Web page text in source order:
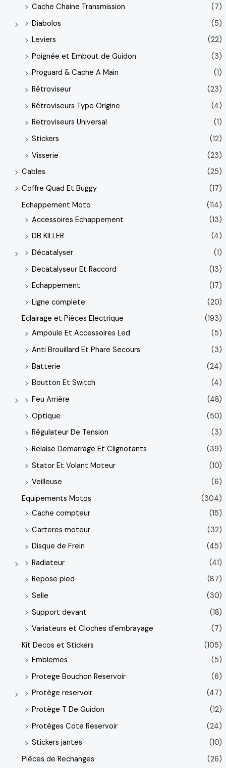
Cache Chaine Transmission
(7)
Diabolos
(5)
Leviers
(22)
Poignée et Embout de Guidon
(3)
Proguard & Cache A Main
(1)
Rétroviseur
(23)
Rétroviseurs Type Origine
(4)
Retroviseurs Universal
(1)
Stickers
(12)
Visserie
(23)
Cables
(25)
Coffre Quad Et Buggy
(17)
Echappement Moto
(114)
Accessoires Echappement
(13)
DB KILLER
(4)
Décatalyser
(1)
Decatalyseur Et Raccord
(13)
Echappement
(17)
Ligne complete
(20)
Eclairage et Pièces Electrique
(193)
Ampoule Et Accessoires Led
(5)
Anti Brouillard Et Phare Secours
(3)
Batterie
(24)
Boutton Et Switch
(4)
Feu Arrière
(48)
Optique
(50)
Régulateur De Tension
(3)
Relaise Demarrage Et Clignotants
(39)
Stator Et Volant Moteur
(10)
Veilleuse
(6)
Equipements Motos
(304)
Cache compteur
(15)
Carteres moteur
(32)
Disque de Frein
(45)
Radiateur
(41)
Repose pied
(87)
Selle
(30)
Support devant
(18)
Variateurs et Cloches d’embrayage
(7)
Kit Decos et Stickers
(105)
Emblemes
(5)
Protege Bouchon Reservoir
(6)
Protège reservoir
(47)
Protège T De Guidon
(12)
Protèges Cote Reservoir
(24)
Stickers jantes
(10)
Pièces de Rechanges
(26)